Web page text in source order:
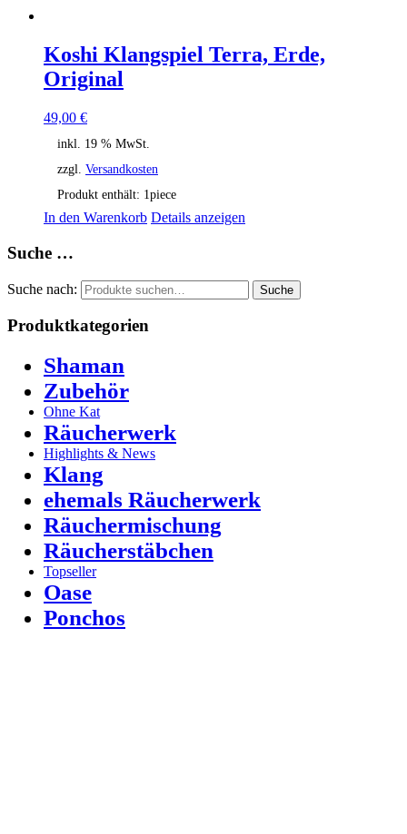
Koshi Klangspiel Terra, Erde,
Original
49,00 €
inkl. 19 % MwSt.
zzgl. Versandkosten
Produkt enthält: 1piece
In den Warenkorb Details anzeigen
Suche …
Suche nach: Suche
Produktkategorien
Shaman
Zubehör
Ohne Kat
Räucherwerk
Highlights & News
Klang
ehemals Räucherwerk
Räuchermischung
Räucherstäbchen
Topseller
Oase
Ponchos